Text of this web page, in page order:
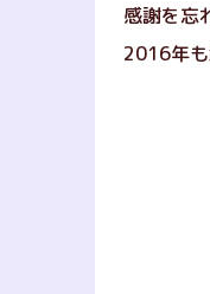
感謝を忘
2016年